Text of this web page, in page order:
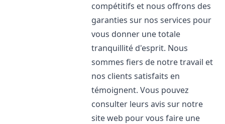
compétitifs et nous offrons des
garanties sur nos services pour
vous donner une totale
tranquillité d'esprit. Nous
sommes fiers de notre travail et
nos clients satisfaits en
témoignent. Vous pouvez
consulter leurs avis sur notre
site web pour vous faire une